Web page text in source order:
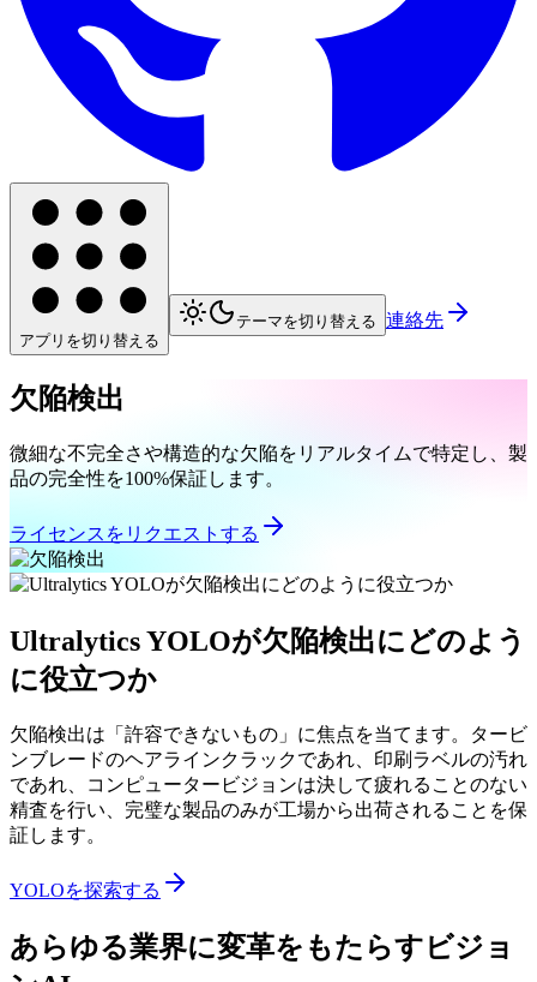
アプリを切り替える
テーマを切り替える 連絡先
欠陥検出
微細な不完全さや構造的な欠陥をリアルタイムで特定し、製
品の完全性を100%保証します。
ライセンスをリクエストする
Ultralytics YOLOが欠陥検出にどのよう
に役立つか
欠陥検出は「許容できないもの」に焦点を当てます。タービ
ンブレードのヘアラインクラックであれ、印刷ラベルの汚れ
であれ、コンピュータービジョンは決して疲れることのない
精査を行い、完璧な製品のみが工場から出荷されることを保
証します。
YOLOを探索する
あらゆる業界に変革をもたらすビジョ